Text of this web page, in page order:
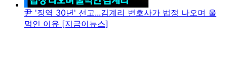
尹 '징역 30년' 선고...김계리 변호사가 법정 나오며 울
먹인 이유 [지금이뉴스]